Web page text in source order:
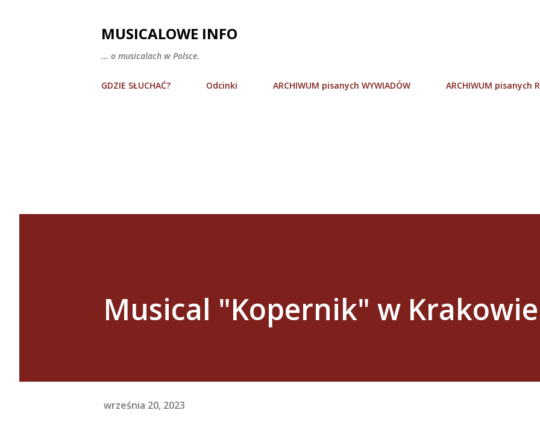
MUSICALOWE INFO
... o musicalach w Polsce.
GDZIE SŁUCHAĆ? Odcinki ARCHIWUM pisanych WYWIADÓW ARCHIWUM pisanych
Musical "Kopernik" w Krakowie
września 20, 2023